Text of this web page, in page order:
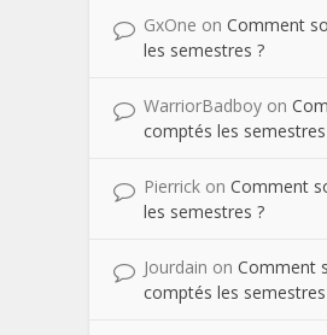
GxOne on Comment
les semestres ?
WarriorBadboy on
comptés les semestres
Pierrick on Comment
les semestres ?
Jourdain on Comment
comptés les semestres